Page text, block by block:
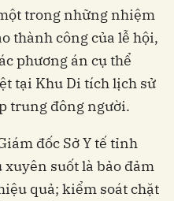
trong những nhiệm
thành công của lễ hội,
phương án cụ thể
tại Khu Di tích lịch sử
trung đông người.
đốc Sở Y tế tỉnh
xuyên suốt là bảo đảm
quả; kiểm soát chặt